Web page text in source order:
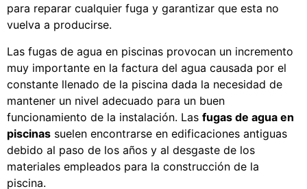
para reparar cualquier fuga y garantizar que esta no
vuelva a producirse.
Las fugas de agua en piscinas provocan un incremento
muy importante en la factura del agua causada por el
constante llenado de la piscina dada la necesidad de
mantener un nivel adecuado para un buen
funcionamiento de la instalación. Las fugas de agua en
piscinas suelen encontrarse en edificaciones antiguas
debido al paso de los años y al desgaste de los
materiales empleados para la construcción de la
piscina.